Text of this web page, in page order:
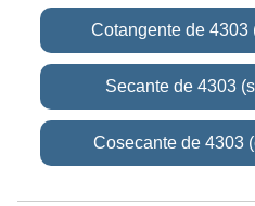
Cotangente de 4303
Secante de 4303
Cosecante de 4303